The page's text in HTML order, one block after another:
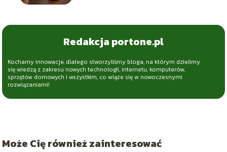
Redakcja portone.pl
Kochamy innowacje, dlatego stworzyliśmy bloga, na którym dzielimy
się wiedzą z zakresu nowych technologii, internetu, komputerów,
sprzętów domowych i wszystkim, co wiąże się w nowoczesnymi
rozwiązaniami!
Może Cię również zainteresować